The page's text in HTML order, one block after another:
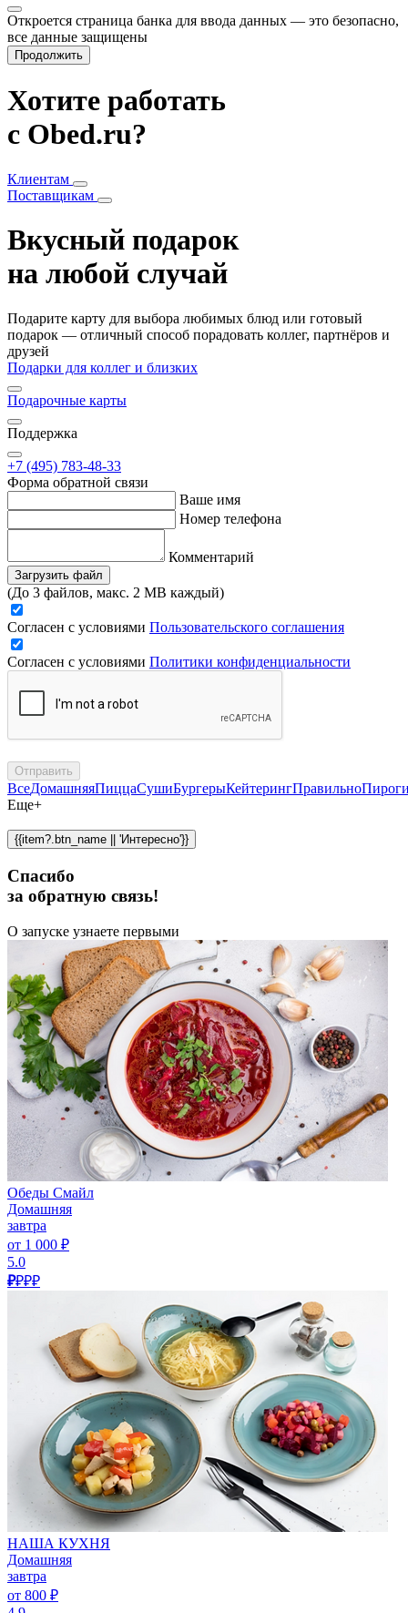
Откроется страница банка для ввода данных — это безопасно,
все данные защищены
Продолжить
Хотите работать
с Obed.ru?
Клиентам
Поставщикам
Вкусный подарок
на любой случай
Подарите карту для выбора любимых блюд или готовый
подарок — отличный способ порадовать коллег, партнёров и
друзей
Подарки для коллег и близких
Подарочные карты
Поддержка
+7 (495) 783-48-33
Форма обратной связи
Ваше имя
Номер телефона
Комментарий
Загрузить файл
(До 3 файлов, макс. 2 MB каждый)
Согласен с условиями Пользовательского соглашения
Согласен с условиями Политики конфиденциальности
Отправить
ВсеДомашняяПиццаСушиБургерыКейтерингПравильно
Еще+
{{item?.btn_name || 'Интересно'}}
Спасибо
за обратную связь!
О запуске узнаете первыми
Обеды Смайл
Домашняя
завтра
от 1 000 ₽
5.0
₽₽₽₽
НАША КУХНЯ
Домашняя
завтра
от 800 ₽